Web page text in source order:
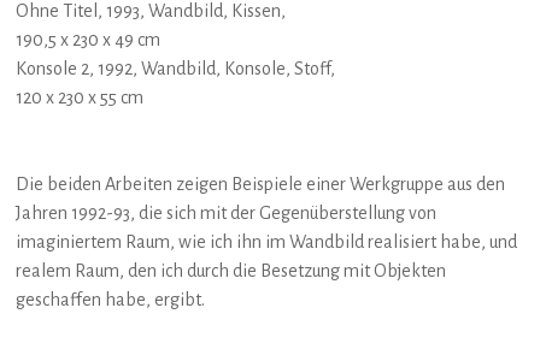
Ohne Titel, 1993, Wandbild, Kissen,
190,5 x 230 x 49 cm
Konsole 2, 1992, Wandbild, Konsole, Stoff,
120 x 230 x 55 cm
Die beiden Arbeiten zeigen Beispiele einer Werkgruppe aus den
Jahren 1992-93, die sich mit der Gegenüberstellung von
imaginiertem Raum, wie ich ihn im Wandbild realisiert habe, und
realem Raum, den ich durch die Besetzung mit Objekten
geschaffen habe, ergibt.